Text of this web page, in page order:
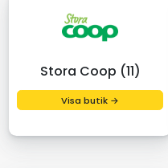
Stora Coop (11)
Visa butik →